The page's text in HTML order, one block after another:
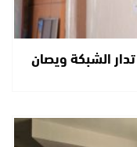
الشبكة ويصان